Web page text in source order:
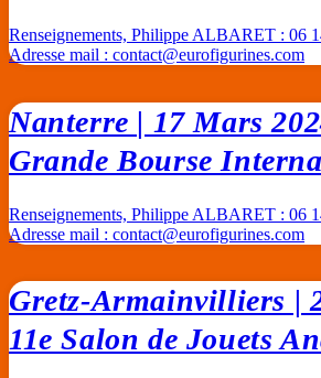
Renseignements, Philippe ALBARET : 06
Adresse mail : contact@eurofigurines.com
Nanterre | 17 Mars
Grande Bourse
Renseignements, Philippe ALBARET : 06
Adresse mail : contact@eurofigurines.com
Gretz-Armainvilliers |
11e Salon de Jouets